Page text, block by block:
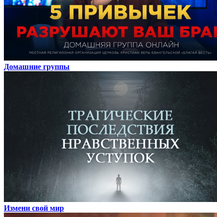
Домашние группы
Измени свой мир